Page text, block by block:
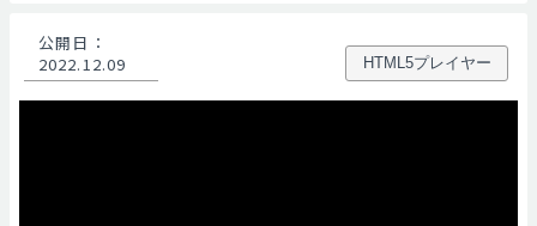
公開日 ：
2022.12.09
HTML5プレイヤー